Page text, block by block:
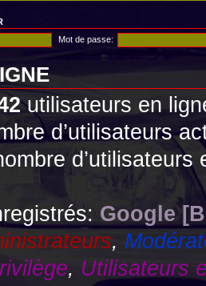
Mot de passe:
utilisateurs en
d’utilisateurs
Google
,
, Utilisateurs